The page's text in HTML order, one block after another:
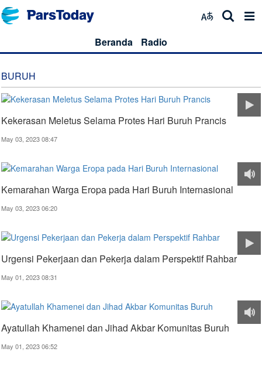
Beranda Radio
BURUH
Kekerasan Meletus Selama Protes Hari Buruh Prancis
May 03, 2023 08:47
Kemarahan Warga Eropa pada Hari Buruh Internasional
May 03, 2023 06:20
Urgensi Pekerjaan dan Pekerja dalam Perspektif Rahbar
May 01, 2023 08:31
Ayatullah Khamenei dan Jihad Akbar Komunitas Buruh
May 01, 2023 06:52